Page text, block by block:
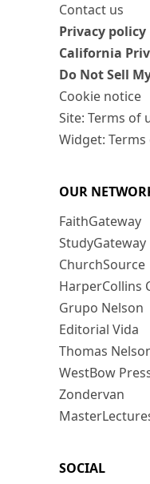
Contact us
Privacy policy
California
Do Not Sell
Cookie notice
Site: Terms of
Widget:
OUR
FaithGateway
StudyGateway
ChurchSource
HarperCollins
Grupo Nelson
Editorial Vida
Thomas
WestBow
Zondervan
SOCIAL